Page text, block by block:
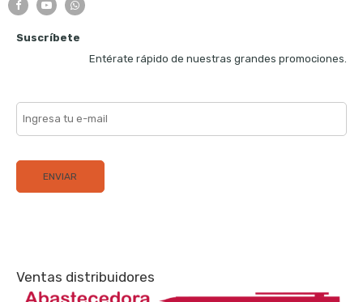
Suscríbete
Entérate rápido de nuestras grandes promociones.
Ventas distribuidores